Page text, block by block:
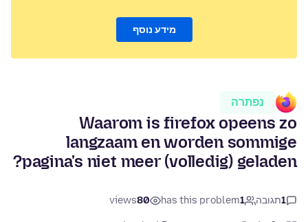
מידע נוסף
נפתרה
Waarom is firefox opeens zo
langzaam en worden sommige
pagina's niet meer (volledig) geladen?
1תגובה 1
has this problem
80
views